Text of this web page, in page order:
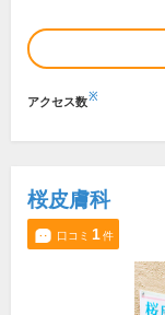
アクセス数※
桜皮膚科
口コミ 1件